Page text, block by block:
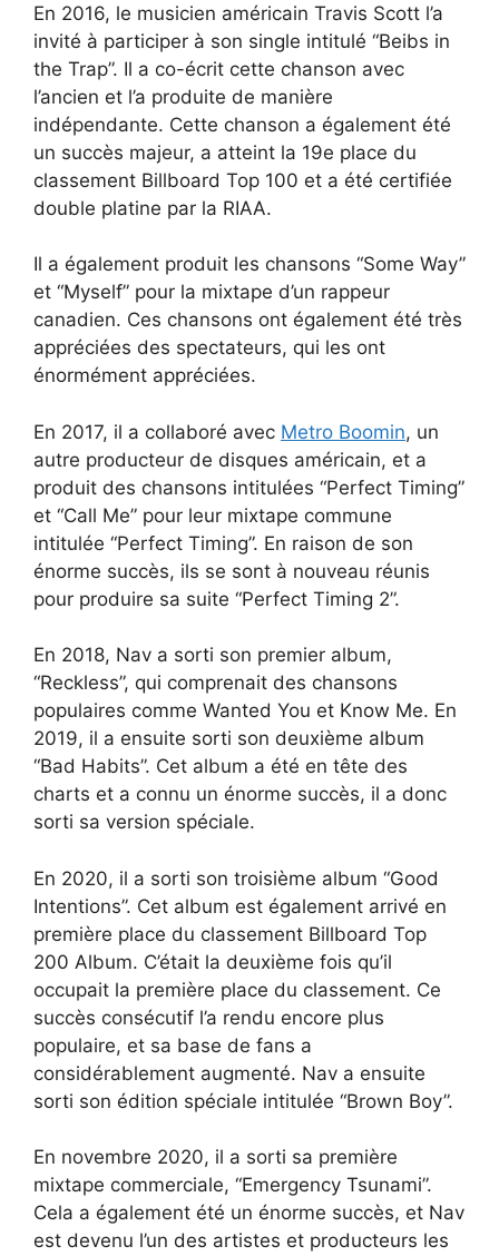
En 2016, le musicien américain Travis Scott l’a
invité à participer à son single intitulé “Beibs in
the Trap”. Il a co-écrit cette chanson avec
l’ancien et l’a produite de manière
indépendante. Cette chanson a également été
un succès majeur, a atteint la 19e place du
classement Billboard Top 100 et a été certifiée
double platine par la RIAA.
Il a également produit les chansons “Some Way”
et “Myself” pour la mixtape d’un rappeur
canadien. Ces chansons ont également été très
appréciées des spectateurs, qui les ont
énormément appréciées.
En 2017, il a collaboré avec Metro Boomin, un
autre producteur de disques américain, et a
produit des chansons intitulées “Perfect Timing”
et “Call Me” pour leur mixtape commune
intitulée “Perfect Timing”. En raison de son
énorme succès, ils se sont à nouveau réunis
pour produire sa suite “Perfect Timing 2”.
En 2018, Nav a sorti son premier album,
“Reckless”, qui comprenait des chansons
populaires comme Wanted You et Know Me. En
2019, il a ensuite sorti son deuxième album
“Bad Habits”. Cet album a été en tête des
charts et a connu un énorme succès, il a donc
sorti sa version spéciale.
En 2020, il a sorti son troisième album “Good
Intentions”. Cet album est également arrivé en
première place du classement Billboard Top
200 Album. C’était la deuxième fois qu’il
occupait la première place du classement. Ce
succès consécutif l’a rendu encore plus
populaire, et sa base de fans a
considérablement augmenté. Nav a ensuite
sorti son édition spéciale intitulée “Brown Boy”.
En novembre 2020, il a sorti sa première
mixtape commerciale, “Emergency Tsunami”.
Cela a également été un énorme succès, et Nav
est devenu l’un des artistes et producteurs les